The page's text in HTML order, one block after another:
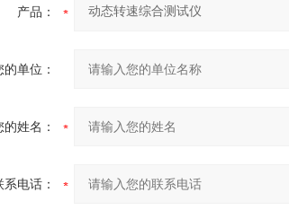
产品：
的单位：
的姓名：
系电话：